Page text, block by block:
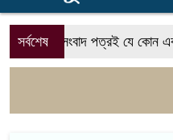
সর্বশেষসংবাদ পত্রই যে কোন একটি